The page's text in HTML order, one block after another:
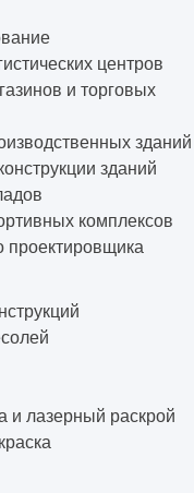
центров
и торговых
зданий
зданий
комплексов
проектировщика
и лазерный раскрой